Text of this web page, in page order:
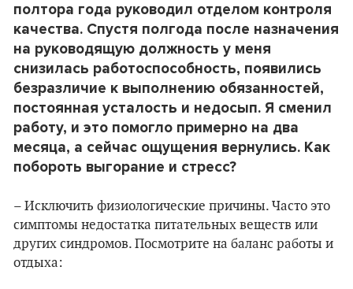
полтора года руководил отделом контроля
качества. Спустя полгода после назначения
на руководящую должность у меня
снизилась работоспособность, появились
безразличие к выполнению обязанностей,
постоянная усталость и недосып. Я сменил
работу, и это помогло примерно на два
месяца, а сейчас ощущения вернулись. Как
побороть выгорание и стресс?
– Исключить физиологические причины. Часто это
симптомы недостатка питательных веществ или
других синдромов. Посмотрите на баланс работы и
отдыха: